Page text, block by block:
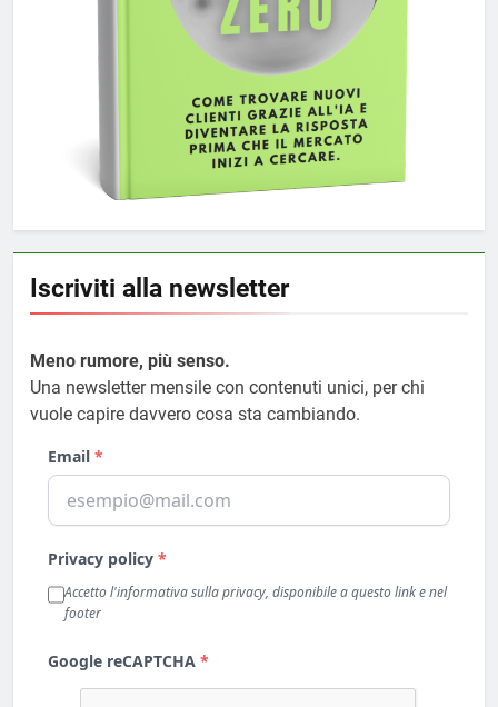
Iscriviti alla newsletter
Meno rumore, più senso.
Una newsletter mensile con contenuti unici, per chi
vuole capire davvero cosa sta cambiando.